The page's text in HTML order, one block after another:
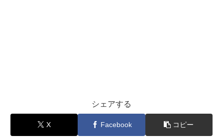
シェアする
X Facebook コピー